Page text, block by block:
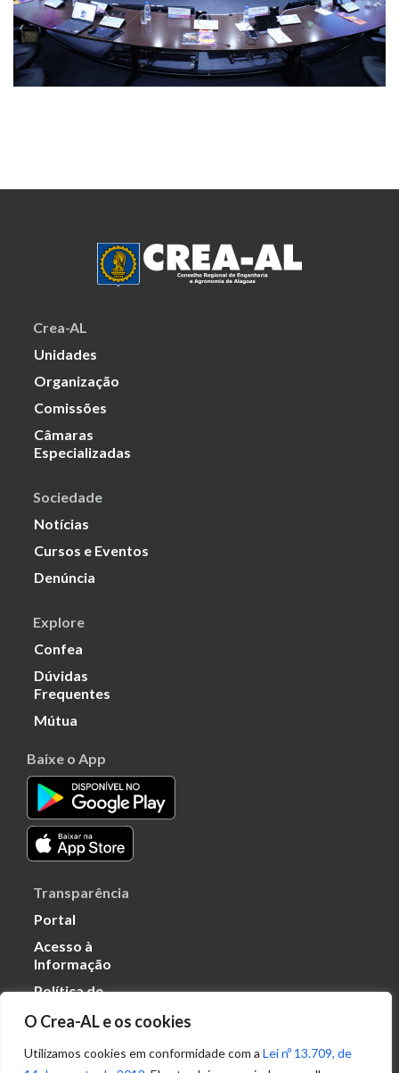
O Crea-AL e os cookies
Utilizamos cookies em conformidade com a Lei nº 13.709, de
Crea-AL
Unidades
Organização
Comissões
Câmaras
Especializadas
Sociedade
Notícias
Cursos e Eventos
Denúncia
Explore
Confea
Dúvidas
Frequentes
Mútua
Baixe o App
Transparência
Portal
Acesso à
Informação
Política de
Dados